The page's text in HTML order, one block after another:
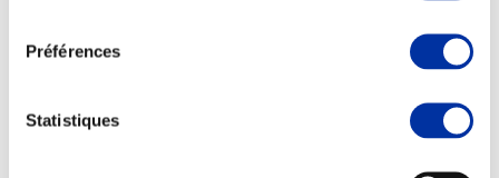
Préférences
Statistiques